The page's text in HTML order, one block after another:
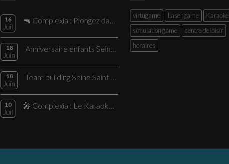
16
Juil
🔫 Complexia : Plongez dans le plus grand Laser Game de la région !
18
Juin
Anniversaire enfants Seine Saint Denis : vivez une expérience unique chez Comple
18
Juin
Team building Seine Saint Denis : une expérience pour vos collaborateurs
10
Juil
🎤 Complexia : Le Karaoké nouvelle génération, proche de Paris
virtugame Laser game
Karaoke
simulation game
centre de loisir
horaires